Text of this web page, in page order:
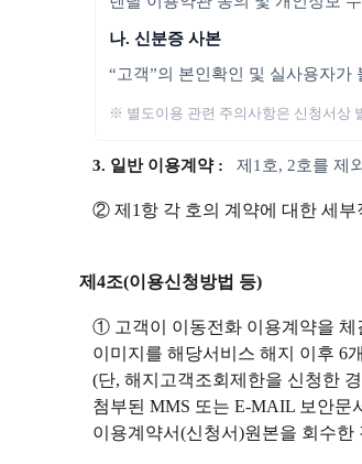
나. 신분증 사본
“고객”의 본인확인 및 실사용자가
※ 별도이용 관련 주의사항은 신청서상
3. 일반 이용계약 : 제1호, 2호를 제
② 제1항 각 호의 계약에 대한 세부
제4조(이용신청방법 등)
① 고객이 이동전화 이용계약을 체
이미지를 해당서비스 해지 이후 6
(단, 해지고객조회제한을 신청한
첨부된 MMS 또는 E-MAIL 보안문
이용계약서(신청서)원본을 회수